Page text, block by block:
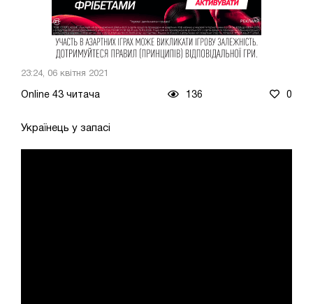
23:24, 06 квітня 2021
Online 43 читача 136 0
Українець у запасі